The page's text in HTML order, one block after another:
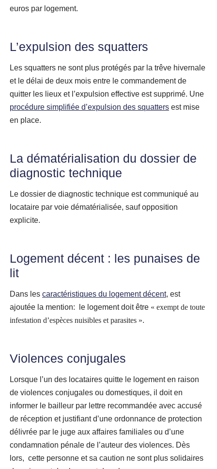
euros par logement.
L’expulsion des squatters
Les squatters ne sont plus protégés par la trêve hivernale
et le délai de deux mois entre le commandement de
quitter les lieux et l’expulsion effective est supprimé. Une
procédure simplifiée d’expulsion des squatters est mise
en place.
La dématérialisation du dossier de
diagnostic technique
Le dossier de diagnostic technique est communiqué au
locataire par voie dématérialisée, sauf opposition
explicite.
Logement décent : les punaises de
lit
Dans les caractéristiques du logement décent, est
ajoutée la mention: le logement doit être « exempt de toute
infestation d’espèces nuisibles et parasites ».
Violences conjugales
Lorsque l’un des locataires quitte le logement en raison
de violences conjugales ou domestiques, il doit en
informer le bailleur par lettre recommandée avec accusé
de réception et justifiant d’une ordonnance de protection
délivrée par le juge aux affaires familiales ou d’une
condamnation pénale de l’auteur des violences. Dès
lors, cette personne et sa caution ne sont plus solidaires